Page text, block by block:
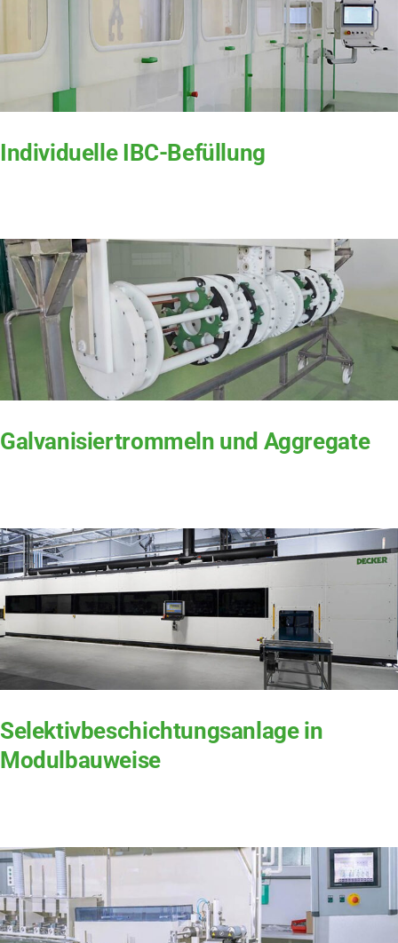
Individuelle IBC-Befüllung
Galvanisiertrommeln und Aggregate
Selektivbeschichtungsanlage in
Modulbauweise